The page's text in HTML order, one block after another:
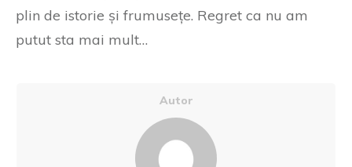
plin de istorie și frumusețe. Regret ca nu am
putut sta mai mult…
Autor